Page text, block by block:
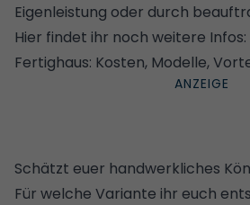
Eigenleistung oder durch
Hier findet ihr noch weitere Infos:
Fertighaus: Kosten, Modelle,
Schätzt euer handwerkliches
Für welche Variante ihr euch